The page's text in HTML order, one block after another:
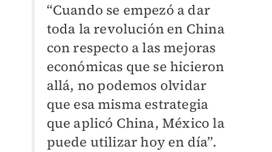
“Cuando se empezó a dar
toda la revolución en China
con respecto a las mejoras
económicas que se hicieron
allá, no podemos olvidar
que esa misma estrategia
que aplicó China, México la
puede utilizar hoy en día”.